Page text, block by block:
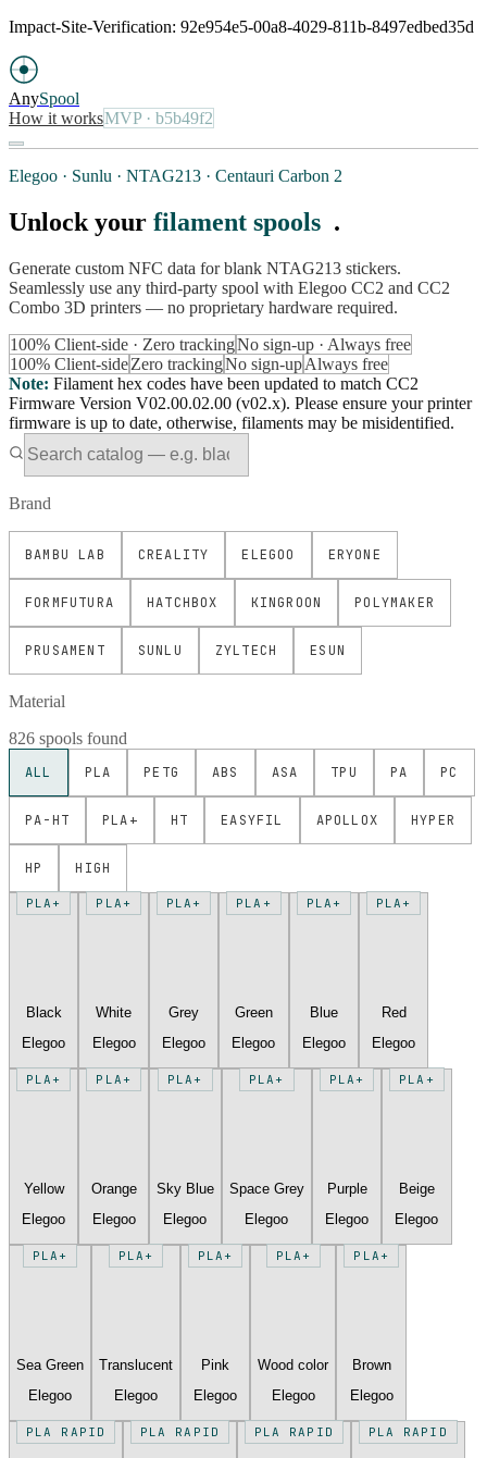
Impact-Site-Verification: 92e954e5-00a8-4029-811b-8497edbed35d
AnySpool
How it worksMVP· b5b49f2
Elegoo · Sunlu · NTAG213 · Centauri Carbon 2
Unlock your filament spools .
Generate custom NFC data for blank NTAG213 stickers.
Seamlessly use any third-party spool with Elegoo CC2 and CC2
Combo 3D printers — no proprietary hardware required.
100% Client-side · Zero trackingNo sign-up · Always free
100% Client-sideZero trackingNo sign-upAlways free
Note: Filament hex codes have been updated to match CC2
Firmware Version V02.00.02.00 (v02.x). Please ensure your printer
firmware is up to date, otherwise, filaments may be misidentified.
Brand
BAMBU LAB CREALITY ELEGOO ERYONE
FORMFUTURA HATCHBOX KINGROON POLYMAKER
PRUSAMENT SUNLU ZYLTECH ESUN
Material
826 spools found
ALL PLA PETG ABS ASA TPU PA PC
PA-HT PLA+ HT EASYFIL APOLLOX HYPER
HP HIGH
PLA+
Black
Elegoo
PLA+
White
Elegoo
PLA+
Grey
Elegoo
PLA+
Green
Elegoo
PLA+
Blue
Elegoo
PLA+
Red
Elegoo
PLA+
Yellow
Elegoo
PLA+
Orange
Elegoo
PLA+
Sky Blue
Elegoo
PLA+
Space Grey
Elegoo
PLA+
Purple
Elegoo
PLA+
Beige
Elegoo
PLA+
Sea Green
Elegoo
PLA+
Translucent
Elegoo
PLA+
Pink
Elegoo
PLA+
Wood color
Elegoo
PLA+
Brown
Elegoo
PLA RAPID PLA RAPID PLA RAPID PLA RAPID